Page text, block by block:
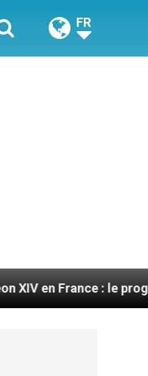
FR
le programme détaillé